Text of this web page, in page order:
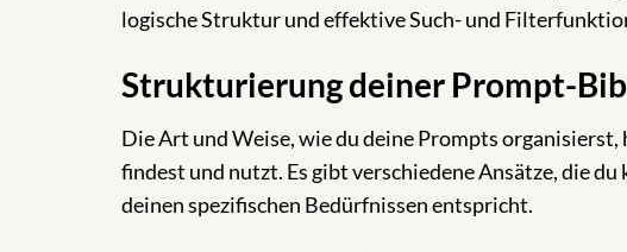
logische Struktur und effektive Such- und
Strukturierung deiner Prompt-
Die Art und Weise, wie du deine Prompts
findest und nutzt. Es gibt verschiedene Ansätze, die
deinen spezifischen Bedürfnissen entspricht.